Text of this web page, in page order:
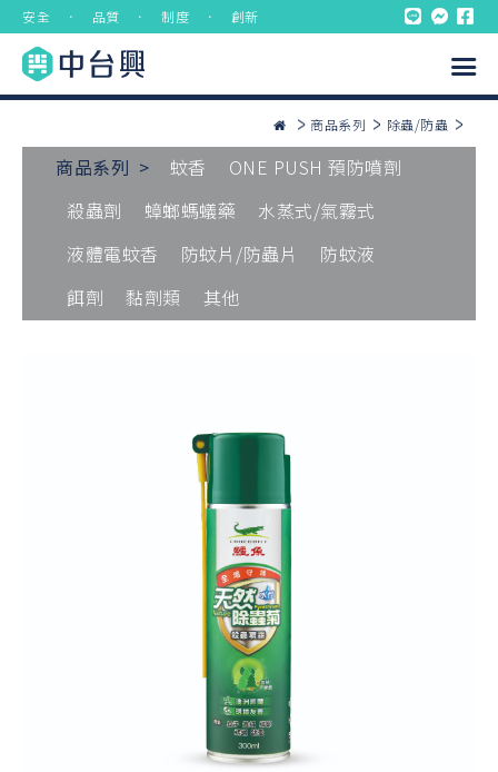
安全 ． 品質 ． 制度 ． 創新
商品系列 除蟲/防蟲
商品系列 > 蚊香
ONE PUSH 預防噴劑
殺蟲劑
蟑螂螞蟻藥
水蒸式/氣霧式
液體電蚊香
防蚊片/防蟲片
防蚊液
餌劑
黏劑類 其他